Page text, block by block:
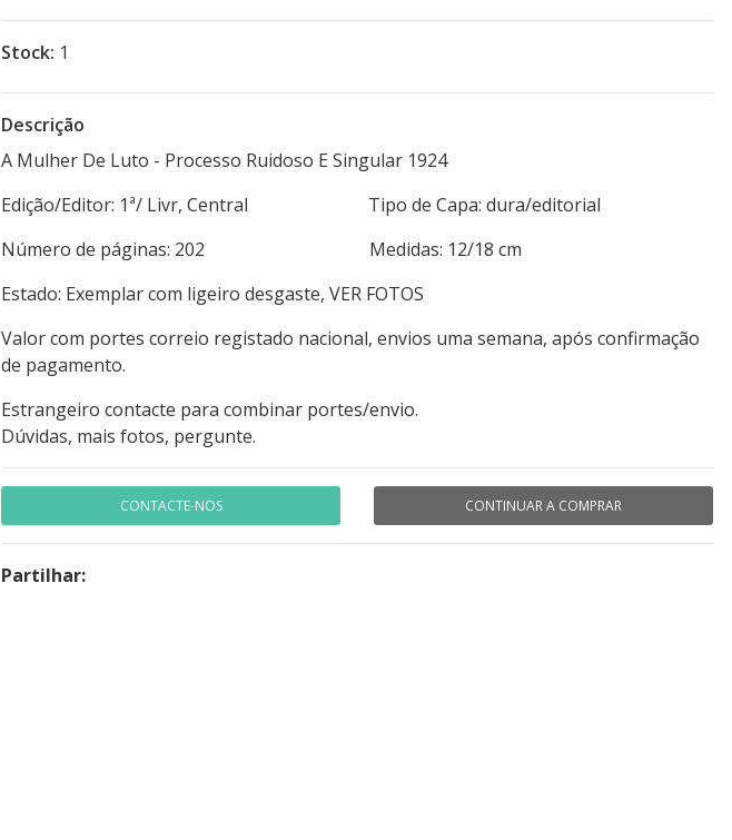
Stock: 1
Descrição
A Mulher De Luto - Processo Ruidoso E Singular 1924
Edição/Editor: 1ª/ Livr, Central Tipo de Capa: dura/editorial
Número de páginas: 202 Medidas: 12/18 cm
Estado: Exemplar com ligeiro desgaste, VER FOTOS
Valor com portes correio registado nacional, envios uma semana, após confirmação
de pagamento.
Estrangeiro contacte para combinar portes/envio.
Dúvidas, mais fotos, pergunte.
CONTACTE-NOS CONTINUAR A COMPRAR
Partilhar: